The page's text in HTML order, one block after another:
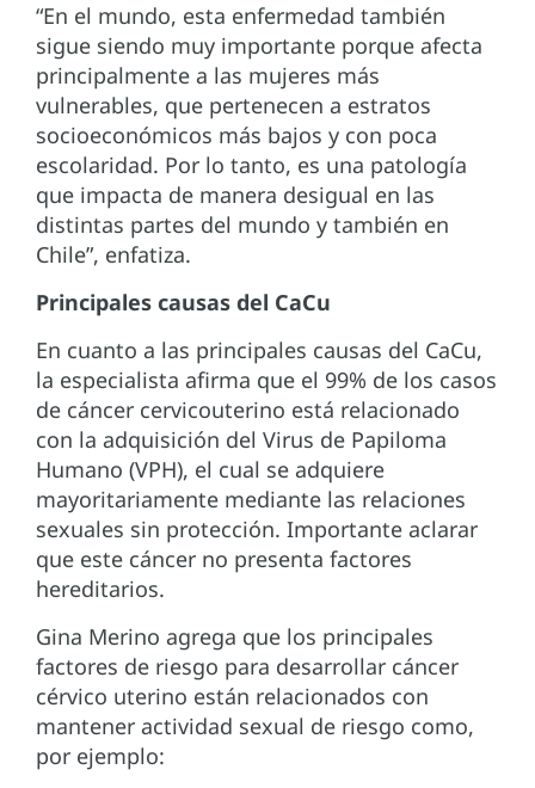
“En el mundo, esta enfermedad también
sigue siendo muy importante porque afecta
principalmente a las mujeres más
vulnerables, que pertenecen a estratos
socioeconómicos más bajos y con poca
escolaridad. Por lo tanto, es una patología
que impacta de manera desigual en las
distintas partes del mundo y también en
Chile”, enfatiza.
Principales causas del CaCu
En cuanto a las principales causas del CaCu,
la especialista afirma que el 99% de los casos
de cáncer cervicouterino está relacionado
con la adquisición del Virus de Papiloma
Humano (VPH), el cual se adquiere
mayoritariamente mediante las relaciones
sexuales sin protección. Importante aclarar
que este cáncer no presenta factores
hereditarios.
Gina Merino agrega que los principales
factores de riesgo para desarrollar cáncer
cérvico uterino están relacionados con
mantener actividad sexual de riesgo como,
por ejemplo: